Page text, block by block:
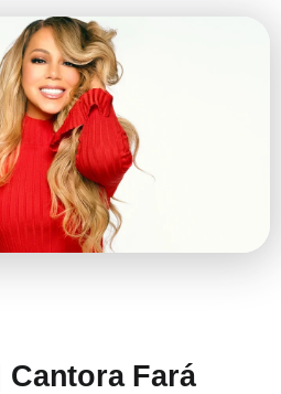
Cantora Fará